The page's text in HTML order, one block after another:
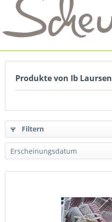
Produkte von Ib Laursen
Filtern